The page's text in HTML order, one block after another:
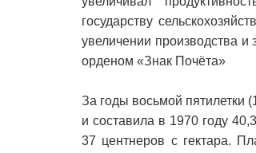
государству
увеличении производства и
орденом «Знак Почёта»
За годы восьмой пятилетки
и составила в 1970 году
37 центнеров с гектара.